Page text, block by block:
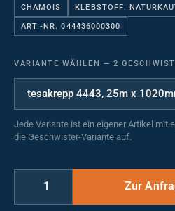
CHAMOIS KLEBSTOFF:
ART.-NR. 044436000300
VARIANTE WÄHLEN — 2
Jede Variante ist ein eigener Artikel mit
die Geschwister-Variante auf.